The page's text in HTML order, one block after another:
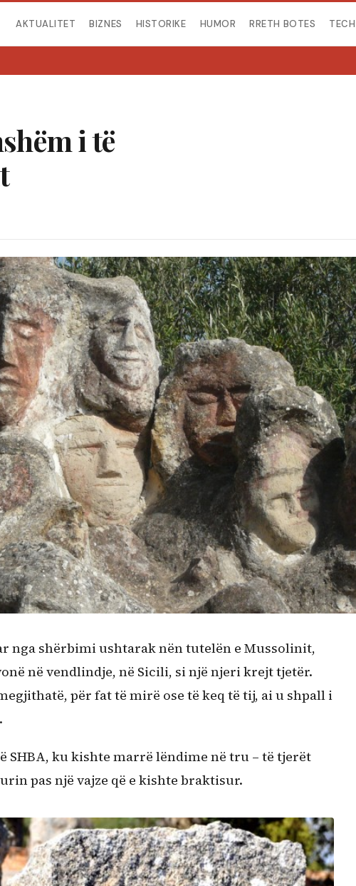
AKTUALITET BIZNES HISTORIKE HUMOR RRETH BOTES TECH
i të
nga shërbimi ushtarak nën tutelën e Mussolinit,
në vendlindje, në Sicili, si një njeri krejt tjetër.
për fat të mirë ose të keq të tij, ai u shpall i
SHBA, ku kishte marrë lëndime në tru – të tjerët
pas një vajze që e kishte braktisur.